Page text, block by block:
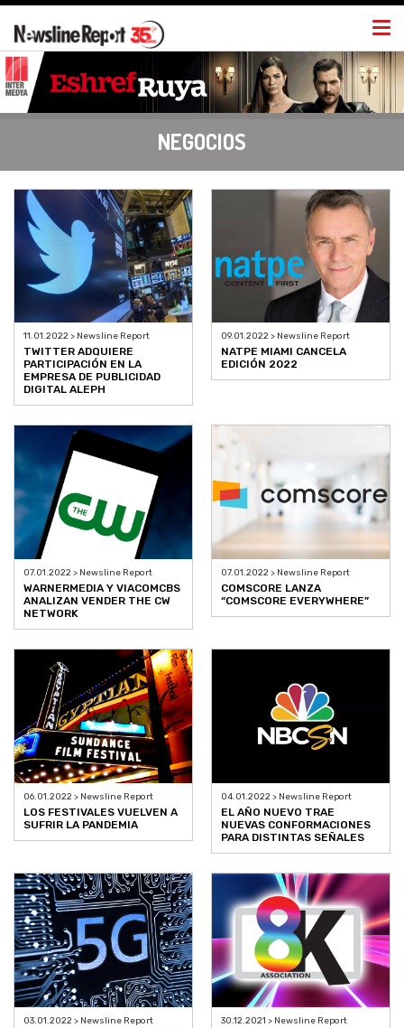
NEGOCIOS
11.01.2022 > Newsline Report
TWITTER ADQUIERE
PARTICIPACIÓN EN LA
EMPRESA DE PUBLICIDAD
DIGITAL ALEPH
09.01.2022 > Newsline Report
NATPE MIAMI CANCELA
EDICIÓN 2022
07.01.2022 > Newsline Report
WARNERMEDIA Y VIACOMCBS
ANALIZAN VENDER THE CW
NETWORK
07.01.2022 > Newsline Report
COMSCORE LANZA
“COMSCORE EVERYWHERE”
06.01.2022 > Newsline Report
LOS FESTIVALES VUELVEN A
SUFRIR LA PANDEMIA
04.01.2022 > Newsline Report
EL AÑO NUEVO TRAE
NUEVAS CONFORMACIONES
PARA DISTINTAS SEÑALES
03.01.2022 > Newsline Report 30.12.2021 > Newsline Report